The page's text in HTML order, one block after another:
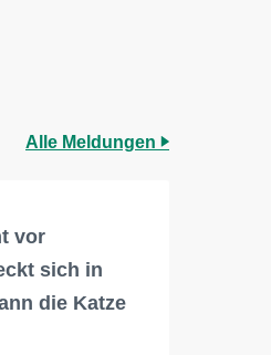
Alle Meldungen
vor
sich in
die Katze